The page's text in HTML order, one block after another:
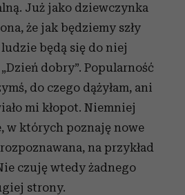
Już jako dziewczynka
że jak będziemy szły
będą się do niej
dobry”. Popularność
do czego dążyłam, ani
mi kłopot. Niemniej
w których poznaję nowe
na przykład
czuję wtedy żadnego
strony.